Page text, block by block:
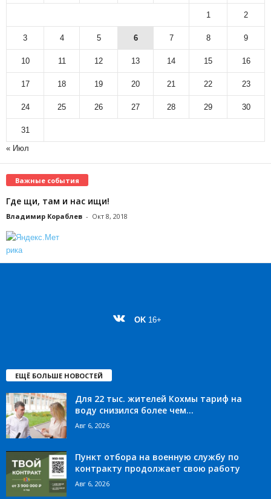
1 2
3 4 5 6 7 8 9
10 11 12 13 14 15 16
17 18 19 20 21 22 23
24 25 26 27 28 29 30
31
« Июл
Важные события
Где щи, там и нас ищи!
Владимир Кораблев - Окт 8, 2018
OK 16+
ЕЩЁ БОЛЬШЕ НОВОСТЕЙ
Для 22 тыс. жителей Кохмы тариф на
воду снизился более чем...
Авг 6, 2026
Пункт отбора на военную службу по
контракту продолжает свою работу
Авг 6, 2026